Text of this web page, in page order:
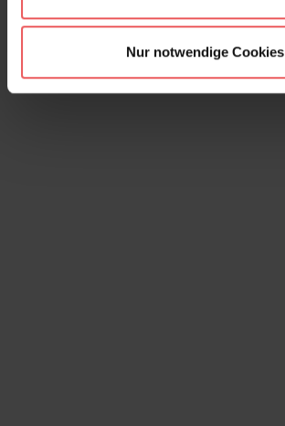
Nur notwendige Cookies
Theatre, col. 06